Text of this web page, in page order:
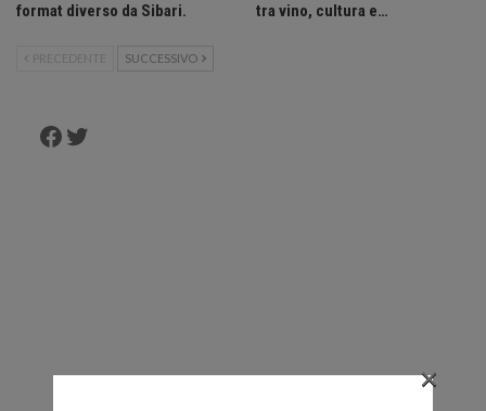
format diverso da Sibari.
tra vino, cultura e…
PRECEDENTE SUCCESSIVO
Facebook
Twitter
×